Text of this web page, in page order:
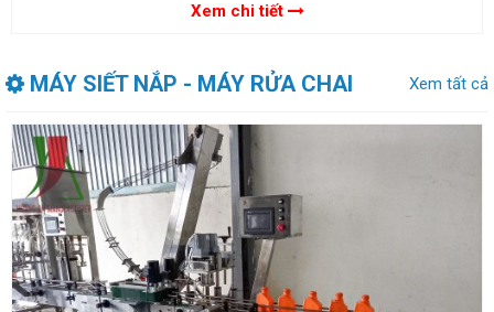
Xem chi tiết
MÁY SIẾT NẮP - MÁY RỬA CHAI Xem tất cả